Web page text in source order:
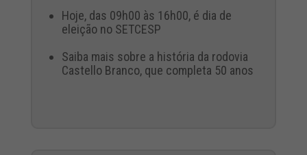
Hoje, das 09h00 às 16h00, é dia de
eleição no SETCESP
Saiba mais sobre a história da rodovia
Castello Branco, que completa 50 anos